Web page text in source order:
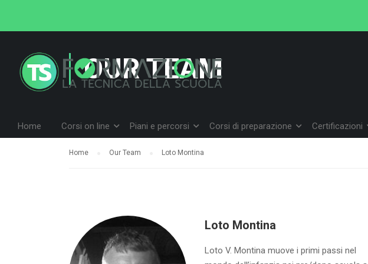
Home Corsi on line Piani e percorsi Corsi di preparazione Certificazioni
OUR TEAM
Home Our Team Loto Montina
Loto Montina
Loto V. Montina muove i primi passi nel